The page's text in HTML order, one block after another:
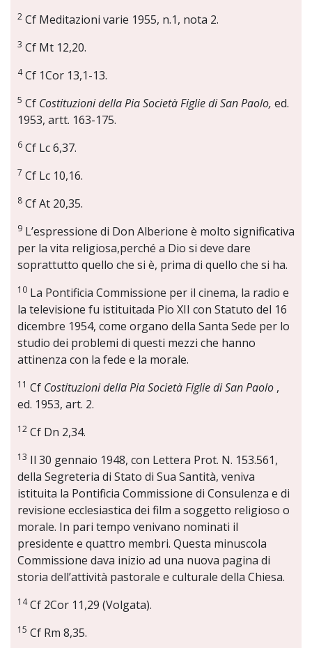
2 Cf Meditazioni varie 1955, n.1, nota 2.
3 Cf Mt 12,20.
4Cf 1Cor 13,1-13.
5 Cf Costituzioni della Pia Società Figlie di San Paolo, ed.
1953, artt. 163-175.
6 Cf Lc 6,37.
7 Cf Lc 10,16.
8 Cf At 20,35.
9 L’espressione di Don Alberione è molto significativa
per la vita religiosa,perché a Dio si deve dare
soprattutto quello che si è, prima di quello che si ha.
10 La Pontificia Commissione per il cinema, la radio e
la televisione fu istituitada Pio XII con Statuto del 16
dicembre 1954, come organo della Santa Sede per lo
studio dei problemi di questi mezzi che hanno
attinenza con la fede e la morale.
11 Cf Costituzioni della Pia Società Figlie di San Paolo ,
ed. 1953, art. 2.
12 Cf Dn 2,34.
13 Il 30 gennaio 1948, con Lettera Prot. N. 153.561,
della Segreteria di Stato di Sua Santità, veniva
istituita la Pontificia Commissione di Consulenza e di
revisione ecclesiastica dei film a soggetto religioso o
morale. In pari tempo venivano nominati il
presidente e quattro membri. Questa minuscola
Commissione dava inizio ad una nuova pagina di
storia dell’attività pastorale e culturale della Chiesa.
14Cf 2Cor 11,29 (Volgata).
15 Cf Rm 8,35.